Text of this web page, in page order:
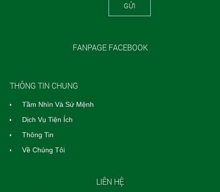
GỬI
FANPAGE FACEBOOK
THÔNG TIN CHUNG
Tầm Nhìn Và Sứ Mệnh
Dịch Vụ Tiện Ích
Thông Tin
Về Chúng Tôi
LIÊN HỆ